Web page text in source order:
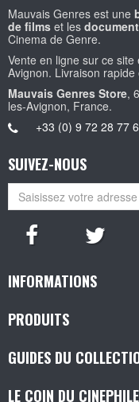
Mauvais Genres est une
de films et les
Cinema de Genre.
Vente en ligne sur ce
Avignon. Livraison rapide
Mauvais Genres Store,
les-Avignon, France.
+33 (0) 9 72 28 77
SUIVEZ-NOUS
INFORMATIONS
PRODUITS
GUIDES DU
LE COIN DU CINEPHILE